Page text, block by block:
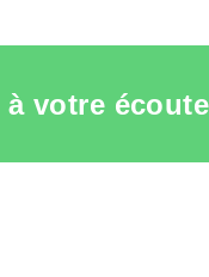
votre écoute